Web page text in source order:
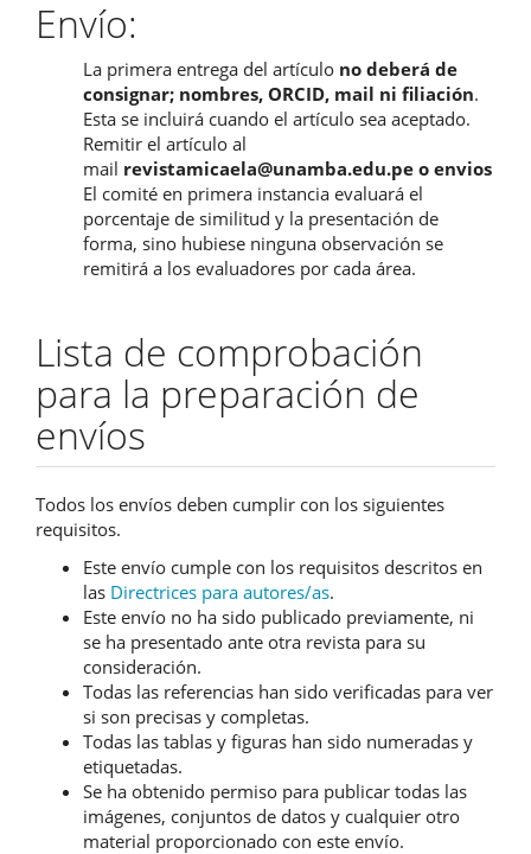
Envío:
La primera entrega del artículo no deberá de
consignar; nombres, ORCID, mail ni filiación.
Esta se incluirá cuando el artículo sea aceptado.
Remitir el artículo al
mail revistamicaela@unamba.edu.pe o envios
El comité en primera instancia evaluará el
porcentaje de similitud y la presentación de
forma, sino hubiese ninguna observación se
remitirá a los evaluadores por cada área.
Lista de comprobación
para la preparación de
envíos
Todos los envíos deben cumplir con los siguientes
requisitos.
Este envío cumple con los requisitos descritos en
las Directrices para autores/as.
Este envío no ha sido publicado previamente, ni
se ha presentado ante otra revista para su
consideración.
Todas las referencias han sido verificadas para ver
si son precisas y completas.
Todas las tablas y figuras han sido numeradas y
etiquetadas.
Se ha obtenido permiso para publicar todas las
imágenes, conjuntos de datos y cualquier otro
material proporcionado con este envío.